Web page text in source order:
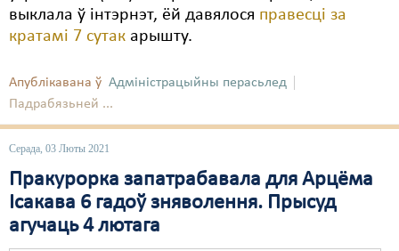
выклала ў інтэрнэт, ёй давялося правесці за
кратамі 7 сутак арышту.
Апублікавана ў Адміністрацыйны перасьлед
Падрабязьней ...
Серада, 03 Люты 2021
Пракурорка запатрабавала для Арцёма
Ісакава 6 гадоў зняволення. Прысуд
агучаць 4 лютага